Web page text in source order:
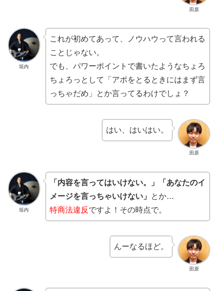
田原
垣内
これが初めてあって、ノウハウって言われる
ことじゃない。
でも、パワーポイントで書いたようなちょろ
ちょろっとして「アポをとるときにはまず言
っちゃだめ」とか言ってるわけでしょ？
田原
はい、はいはい。
垣内
「内容を言ってはいけない。」「あなたのイ
メージを言っちゃいけない」
とか…
特商法違反 ですよ！その時点で。
田原
んーなるほど。